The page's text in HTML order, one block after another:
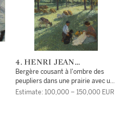
4. HENRI JEAN
GUILLAUME MARTIN
Bergère cousant à l'ombre des
peupliers dans une prairie avec un
garçon et un chien
Estimate: 100,000 – 150,000 EUR